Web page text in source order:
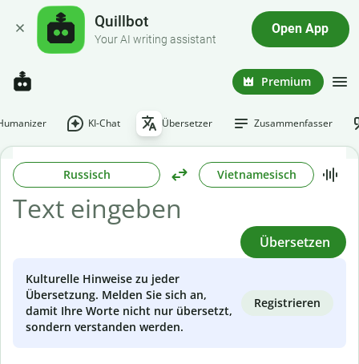
Quillbot
Your AI writing assistant
Open App
Premium
KI-Chat Übersetzer Zusammenfasser
Russisch Vietnamesisch
Übersetzen
Kulturelle Hinweise zu jeder
Übersetzung. Melden Sie sich an,
damit Ihre Worte nicht nur übersetzt,
sondern verstanden werden.
Registrieren